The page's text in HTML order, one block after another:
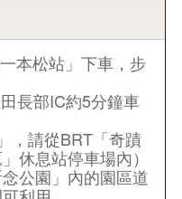
本松站」下車，步
長部IC約5分鐘車
，請從BRT「奇蹟
休息站停車場內）
公園」內的園區道